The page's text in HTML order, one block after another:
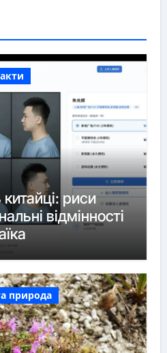
риси
відмінності
природа